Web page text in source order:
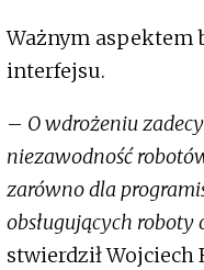
Ważnym aspektem
interfejsu.
– O wdrożeniu
niezawodność
zarówno dla
obsługujących
stwierdził